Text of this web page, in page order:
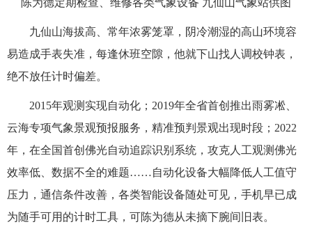
陈为德定期检查、维修各类气象设备 九仙山气象站供图
九仙山海拔高、常年浓雾笼罩，阴冷潮湿的高山环境容
易造成手表失准，每逢休班空隙，他就下山找人调校钟表，
绝不放任计时偏差。
2015年观测实现自动化；2019年全省首创推出雨雾凇、
云海专项气象景观预报服务，精准预判景观出现时段；2022
年，在全国首创佛光自动追踪识别系统，攻克人工观测佛光
效率低、数据不全的难题……自动化设备大幅降低人工值守
压力，通信条件改善，各类智能设备随处可见，手机早已成
为随手可用的计时工具，可陈为德从未摘下腕间旧表。